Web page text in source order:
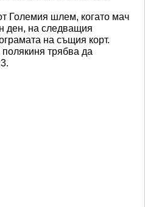
Големия шлем, когато мач
ден, на следващия
на същия корт.
трябва да